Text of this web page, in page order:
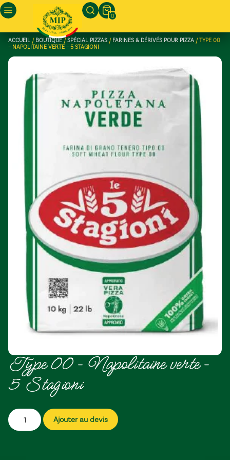
0
ACCUEIL / BOUTIQUE/SPÉCIAL PIZZAS / FARINES & DÉRIVÉS POUR PIZZA / TYPE 00
– NAPOLITAINE VERTE – 5 STAGIONI
Type 00 – Napolitaine verte –
5 Stagioni
Ajouter au devis